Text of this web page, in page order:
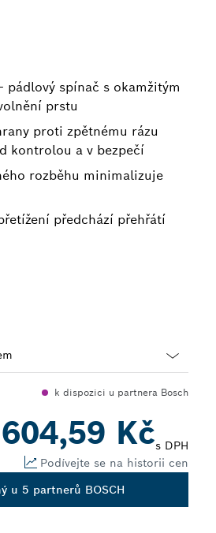
pádlový spínač s okamžitým
prstu
proti zpětnému rázu
kontrolou a v bezpečí
rozběhu minimalizuje
předchází přehřátí
k dispozici u partnera Bosch
Kčs DPH
Podívejte se na historii cen
u 5 partnerů BOSCH